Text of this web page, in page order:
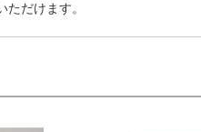
だけます。